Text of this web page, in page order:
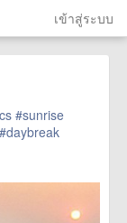
เข้าสู่ระบบ
#sunrise
#daybreak